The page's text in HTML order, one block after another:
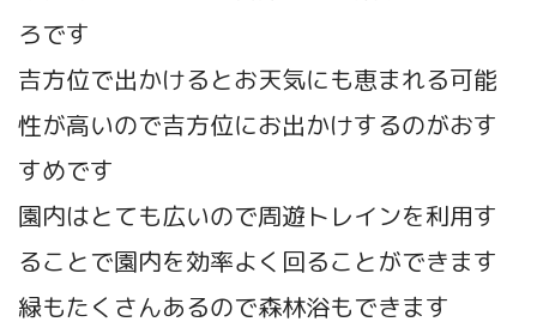
ろです
吉方位で出かけるとお天気にも恵まれる可能
性が高いので吉方位にお出かけするのがおす
すめです
園内はとても広いので周遊トレインを利用す
ることで園内を効率よく回ることができます
緑もたくさんあるので森林浴もできます